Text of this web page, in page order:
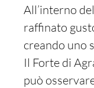
All’interno
raffinato
creando uno
Il Forte di
può